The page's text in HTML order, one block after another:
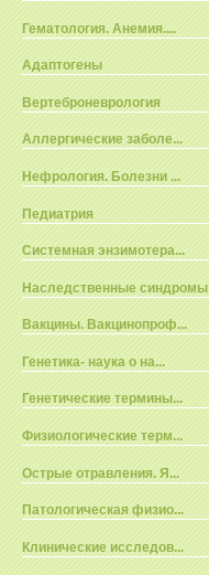
Гематология. Анемия....
Адаптогены
Вертеброневрология
Аллергические заболе...
Нефрология. Болезни ...
Педиатрия
Системная энзимотера...
Наследственные синдромы
Вакцины. Вакцинопроф...
Генетика- наука о на...
Генетические термины...
Физиологические терм...
Острые отравления. Я...
Патологическая физио...
Клинические исследов...